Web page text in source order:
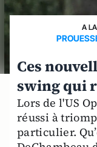
A
Ces
swing qui
Lors de l'US
réussi à
particulier.